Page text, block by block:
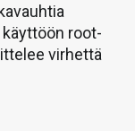
root-
virhettä